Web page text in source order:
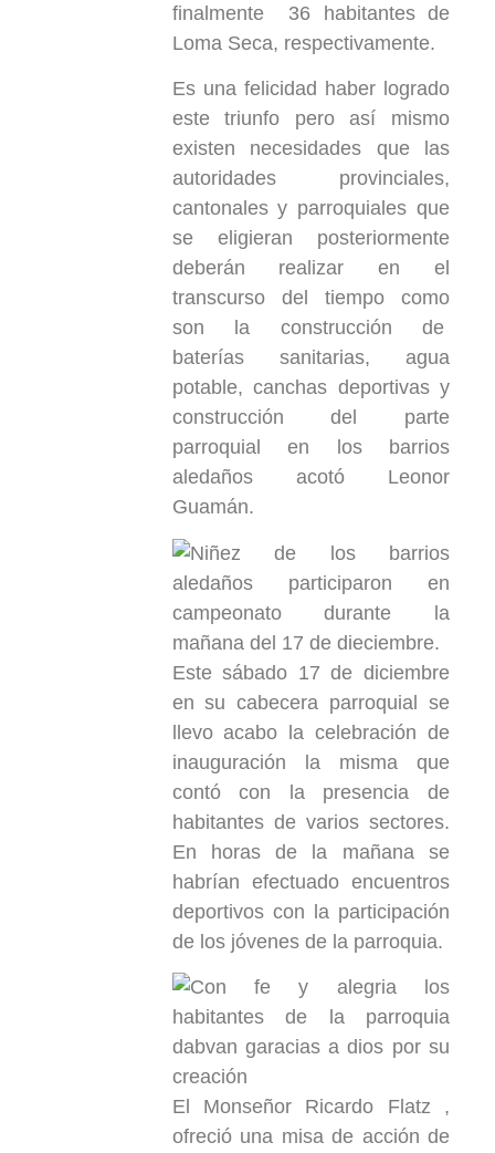
finalmente 36 habitantes de
Loma Seca, respectivamente.
Es una felicidad haber logrado
este triunfo pero así mismo
existen necesidades que las
autoridades provinciales,
cantonales y parroquiales que
se eligieran posteriormente
deberán realizar en el
transcurso del tiempo como
son la construcción de
baterías sanitarias, agua
potable, canchas deportivas y
construcción del parte
parroquial en los barrios
aledaños acotó Leonor
Guamán.
Este sábado 17 de diciembre
en su cabecera parroquial se
llevo acabo la celebración de
inauguración la misma que
contó con la presencia de
habitantes de varios sectores.
En horas de la mañana se
habrían efectuado encuentros
deportivos con la participación
de los jóvenes de la parroquia.
El Monseñor Ricardo Flatz ,
ofreció una misa de acción de